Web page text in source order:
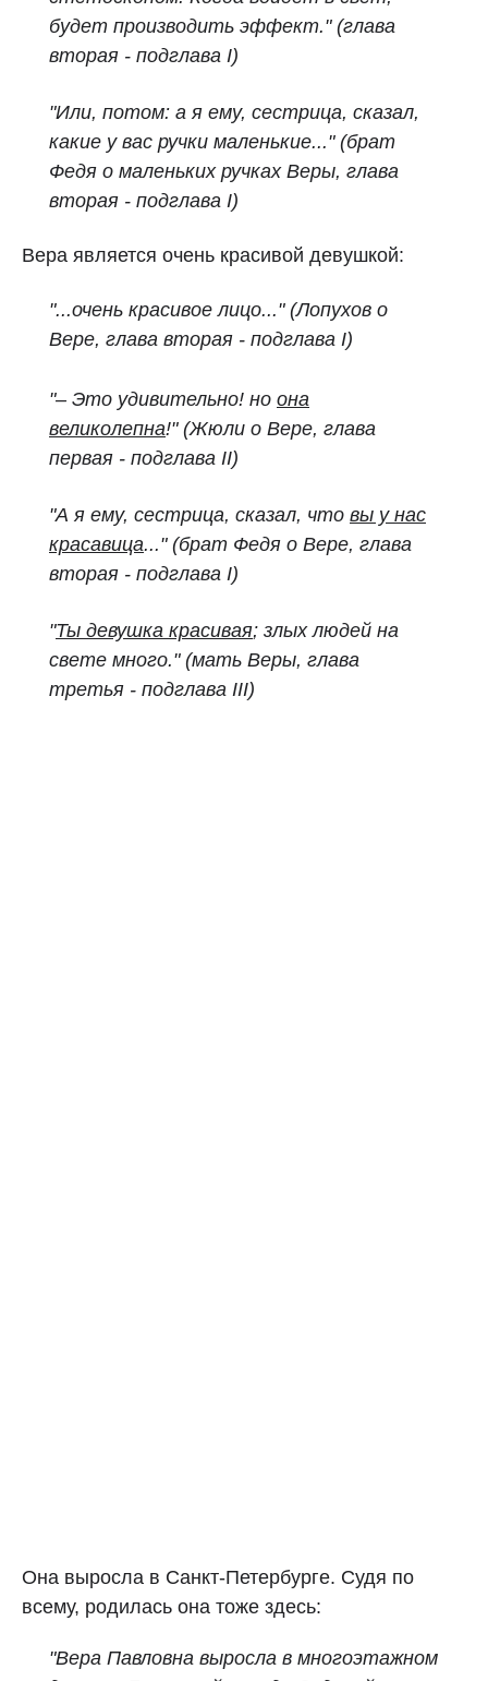
будет производить эффект." (глава
вторая - подглава I)
"Или, потом: а я ему, сестрица, сказал,
какие у вас ручки маленькие..." (брат
Федя о маленьких ручках Веры, глава
вторая - подглава I)
Вера является очень красивой девушкой:
"...очень красивое лицо..." (Лопухов о
Вере, глава вторая - подглава I)
"– Это удивительно! но она
великолепна!" (Жюли о Вере, глава
первая - подглава II)
"А я ему, сестрица, сказал, что вы у нас
красавица..." (брат Федя о Вере, глава
вторая - подглава I)
"Ты девушка красивая; злых людей на
свете много." (мать Веры, глава
третья - подглава III)
Она выросла в Санкт-Петербурге. Судя по
всему, родилась она тоже здесь:
"Вера Павловна выросла в многоэтажном